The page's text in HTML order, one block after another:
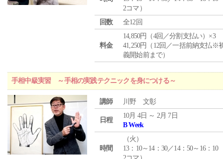
2コマ）
回数
全12回
料金
14,850円（4回／分割支払い）×3
41,250円（12回／一括前納支払※
義開始前まで）
手相中級実習 ～手相の実践テクニックを身につける～
講師 川野 文彰
日程
10月 4日 ～ 2月 7日
B Week
時間
（火 ）
13：10～14：30／14：50～16：10